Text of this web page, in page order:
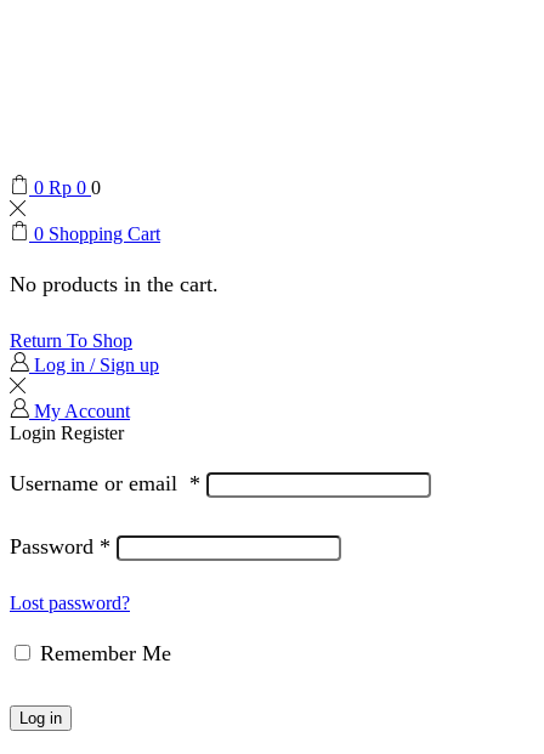
0 Rp 0 0
0 Shopping Cart
No products in the cart.
Return To Shop
Log in / Sign up
My Account
Login Register
Username or email *
Password *
Lost password?
Remember Me
Log in